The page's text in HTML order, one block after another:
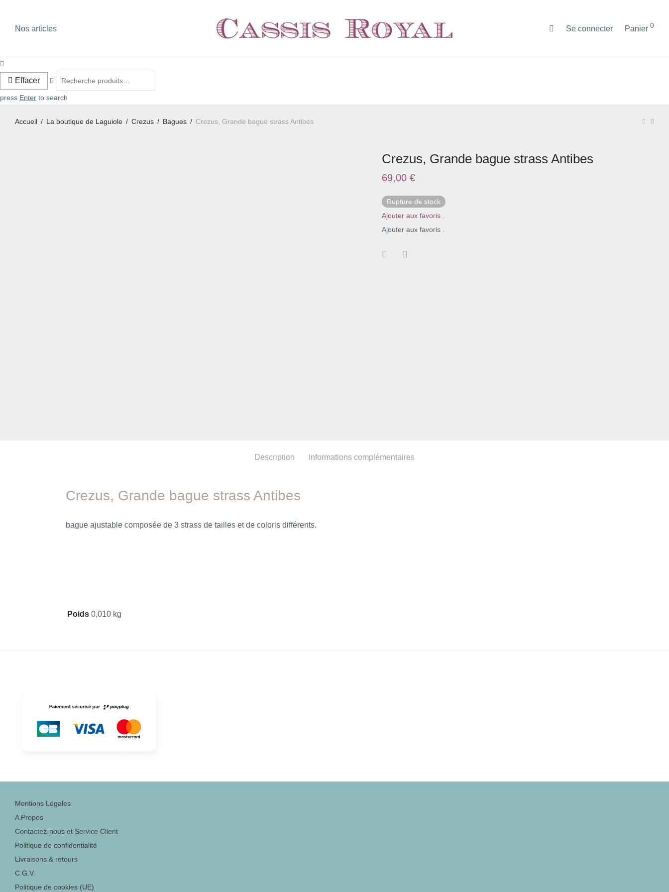
Nos articles Se connecter Panier 0
Effacer
press Enter to search
Accueil / La boutique de Laguiole / Crezus / Bagues / Crezus, Grande bague strass Antibes
Crezus, Grande bague strass Antibes
69,00 €
Rupture de stock
Ajouter aux favoris .
Ajouter aux favoris .
Description Informations complémentaires
Crezus, Grande bague strass Antibes
bague ajustable composée de 3 strass de tailles et de coloris différents.
Poids 0,010 kg
Mentions Légales
A Propos
Contactez-nous et Service Client
Politique de confidentialité
Livraisons & retours
C.G.V.
Politique de cookies (UE)